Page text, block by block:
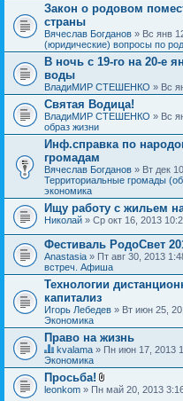
Закон о родовом
страны
Вячеслав Богданов » Вс янв
(юридические) вопросы по
В ночь с 19-го на 20-е
воды
ВладиМИР СТЕШЕНКО » Вс
Святая Водица!
ВладиМИР СТЕШЕНКО » Вс
образ жизни
Инф.справка по
громадам
Вячеслав Богданов » Вт дек
Территориальные громады
экономика
Ищу работу с жильем
Николай » Ср окт 16, 2013
Фестиваль РодоСвет
Anastasia » Пт авг 30, 2013
встреч. Афиша
Технологии
капитализ
Игорь Лебедев » Вт июн 25,
Экономика
Право на жизнь
Д
а
н
н
kvalama » Пн июн 17, 2013
Экономика
Просьба!
В
leonkom » Пн май 20, 2013